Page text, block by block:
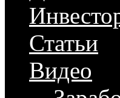
Статьи
Видео